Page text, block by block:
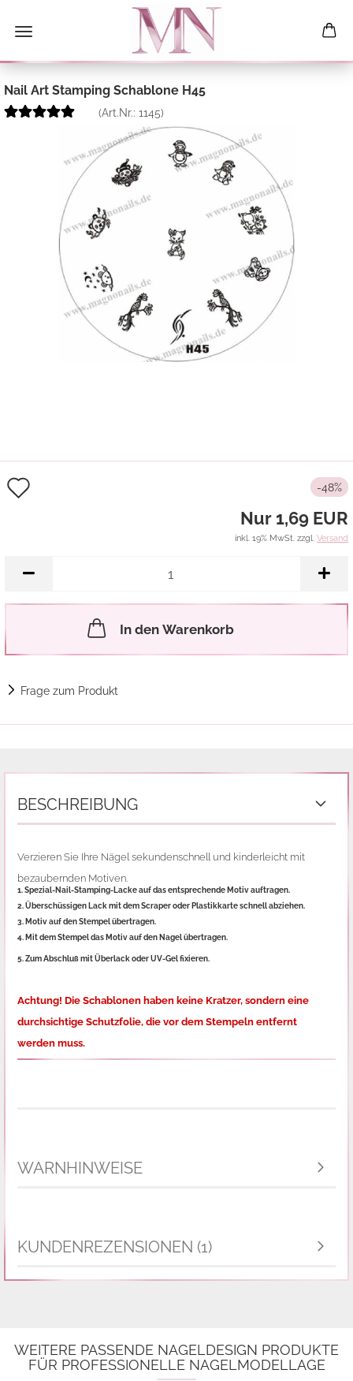
Nail Art Stamping Schablone H45
(Art.Nr.: 1145)
-48%
Nur 1,69 EUR
inkl. 19% MwSt. zzgl. Versand
In den Warenkorb
Frage zum Produkt
BESCHREIBUNG
Verzieren Sie Ihre Nägel sekundenschnell und kinderleicht mit
bezaubernden Motiven.
1. Spezial-Nail-Stamping-Lacke auf das entsprechende Motiv auftragen.
2. Überschüssigen Lack mit dem Scraper oder Plastikkarte schnell abziehen.
3. Motiv auf den Stempel übertragen.
4. Mit dem Stempel das Motiv auf den Nagel übertragen.
5. Zum Abschluß mit Überlack oder UV-Gel fixieren.
Achtung! Die Schablonen haben keine Kratzer, sondern eine
durchsichtige Schutzfolie, die vor dem Stempeln entfernt
werden muss.
WARNHINWEISE
KUNDENREZENSIONEN (1)
WEITERE PASSENDE NAGELDESIGN PRODUKTE
FÜR PROFESSIONELLE NAGELMODELLAGE